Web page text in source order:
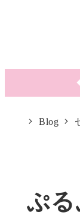
Blog
ぷる